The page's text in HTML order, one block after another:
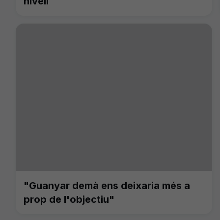
"Guanyar demà ens deixaria més a
prop de l'objectiu"